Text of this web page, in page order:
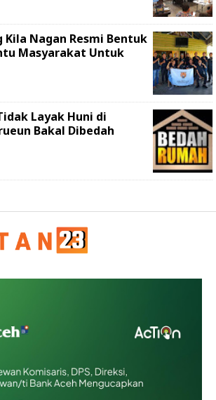
Kila Nagan Resmi Bentuk
Masyarakat Untuk
Layak Huni di
Bakal Dibedah